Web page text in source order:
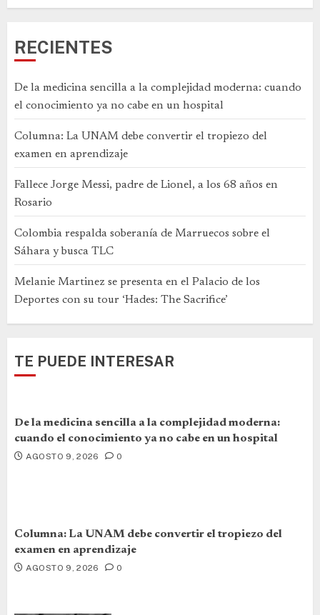
RECIENTES
De la medicina sencilla a la complejidad moderna: cuando
el conocimiento ya no cabe en un hospital
Columna: La UNAM debe convertir el tropiezo del
examen en aprendizaje
Fallece Jorge Messi, padre de Lionel, a los 68 años en
Rosario
Colombia respalda soberanía de Marruecos sobre el
Sáhara y busca TLC
Melanie Martinez se presenta en el Palacio de los
Deportes con su tour ‘Hades: The Sacrifice’
TE PUEDE INTERESAR
De la medicina sencilla a la complejidad moderna:
cuando el conocimiento ya no cabe en un hospital
AGOSTO 9, 2026 0
Columna: La UNAM debe convertir el tropiezo del
examen en aprendizaje
AGOSTO 9, 2026 0